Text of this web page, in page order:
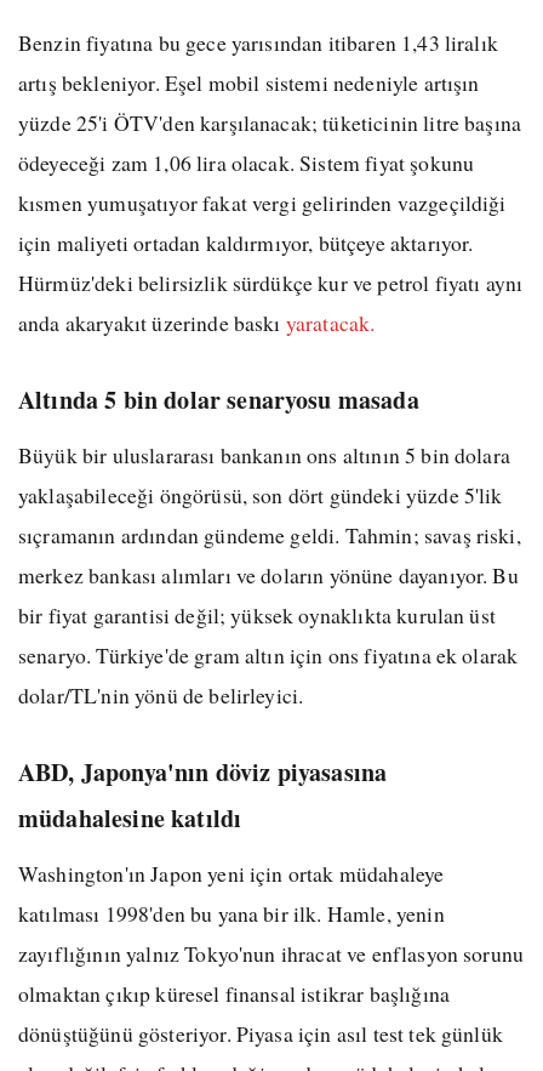
Benzin fiyatına bu gece yarısından itibaren 1,43 liralık
artış bekleniyor. Eşel mobil sistemi nedeniyle artışın
yüzde 25'i ÖTV'den karşılanacak; tüketicinin litre başına
ödeyeceği zam 1,06 lira olacak. Sistem fiyat şokunu
kısmen yumuşatıyor fakat vergi gelirinden vazgeçildiği
için maliyeti ortadan kaldırmıyor, bütçeye aktarıyor.
Hürmüz'deki belirsizlik sürdükçe kur ve petrol fiyatı aynı
anda akaryakıt üzerinde baskı yaratacak.
Altında 5 bin dolar senaryosu masada
Büyük bir uluslararası bankanın ons altının 5 bin dolara
yaklaşabileceği öngörüsü, son dört gündeki yüzde 5'lik
sıçramanın ardından gündeme geldi. Tahmin; savaş riski,
merkez bankası alımları ve doların yönüne dayanıyor. Bu
bir fiyat garantisi değil; yüksek oynaklıkta kurulan üst
senaryo. Türkiye'de gram altın için ons fiyatına ek olarak
dolar/TL'nin yönü de belirleyici.
ABD, Japonya'nın döviz piyasasına
müdahalesine katıldı
Washington'ın Japon yeni için ortak müdahaleye
katılması 1998'den bu yana bir ilk. Hamle, yenin
zayıflığının yalnız Tokyo'nun ihracat ve enflasyon sorunu
olmaktan çıkıp küresel finansal istikrar başlığına
dönüştüğünü gösteriyor. Piyasa için asıl test tek günlük